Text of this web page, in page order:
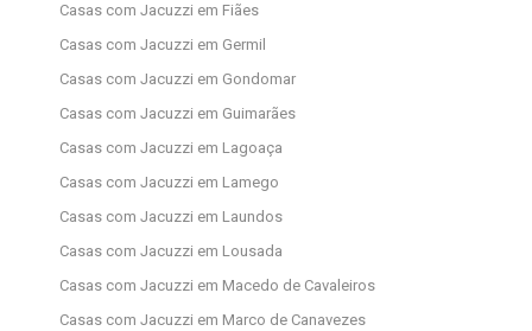
Casas com Jacuzzi em Fiães
Casas com Jacuzzi em Germil
Casas com Jacuzzi em Gondomar
Casas com Jacuzzi em Guimarães
Casas com Jacuzzi em Lagoaça
Casas com Jacuzzi em Lamego
Casas com Jacuzzi em Laundos
Casas com Jacuzzi em Lousada
Casas com Jacuzzi em Macedo de Cavaleiros
Casas com Jacuzzi em Marco de Canavezes